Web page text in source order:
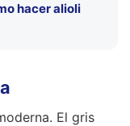
hacer alioli
El gris